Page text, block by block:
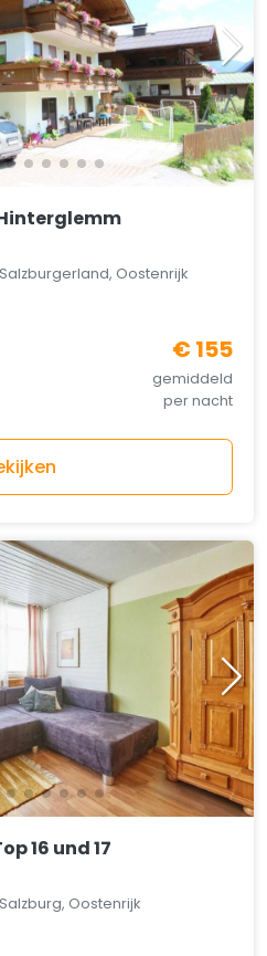
Oostenrijk
€ 155
gemiddeld
per nacht
16 und 17
Oostenrijk